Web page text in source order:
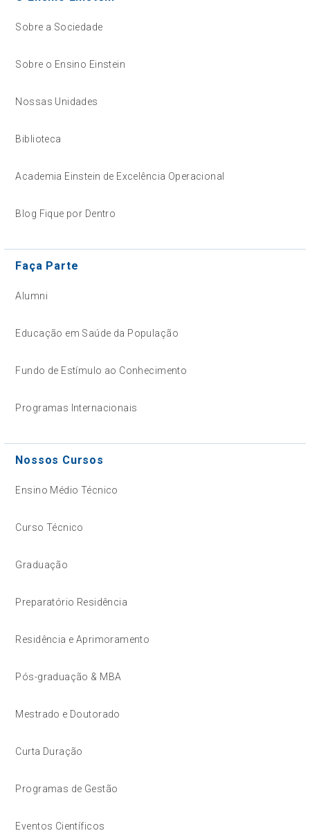
Sobre a Sociedade
Sobre o Ensino Einstein
Nossas Unidades
Biblioteca
Academia Einstein de Excelência Operacional
Blog Fique por Dentro
Faça Parte
Alumni
Educação em Saúde da População
Fundo de Estímulo ao Conhecimento
Programas Internacionais
Nossos Cursos
Ensino Médio Técnico
Curso Técnico
Graduação
Preparatório Residência
Residência e Aprimoramento
Pós-graduação & MBA
Mestrado e Doutorado
Curta Duração
Programas de Gestão
Eventos Científicos